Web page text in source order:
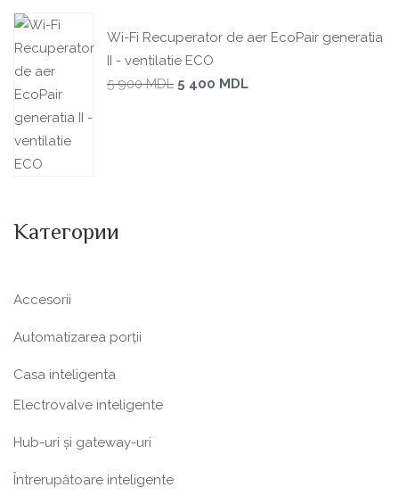
Wi-Fi Recuperator de aer EcoPair generatia
II - ventilatie ECO
5 900MDL 5 400 MDL
Категории
Accesorii
Automatizarea porții
Casa inteligenta
Electrovalve inteligente
Hub-uri și gateway-uri
Întrerupătoare inteligente